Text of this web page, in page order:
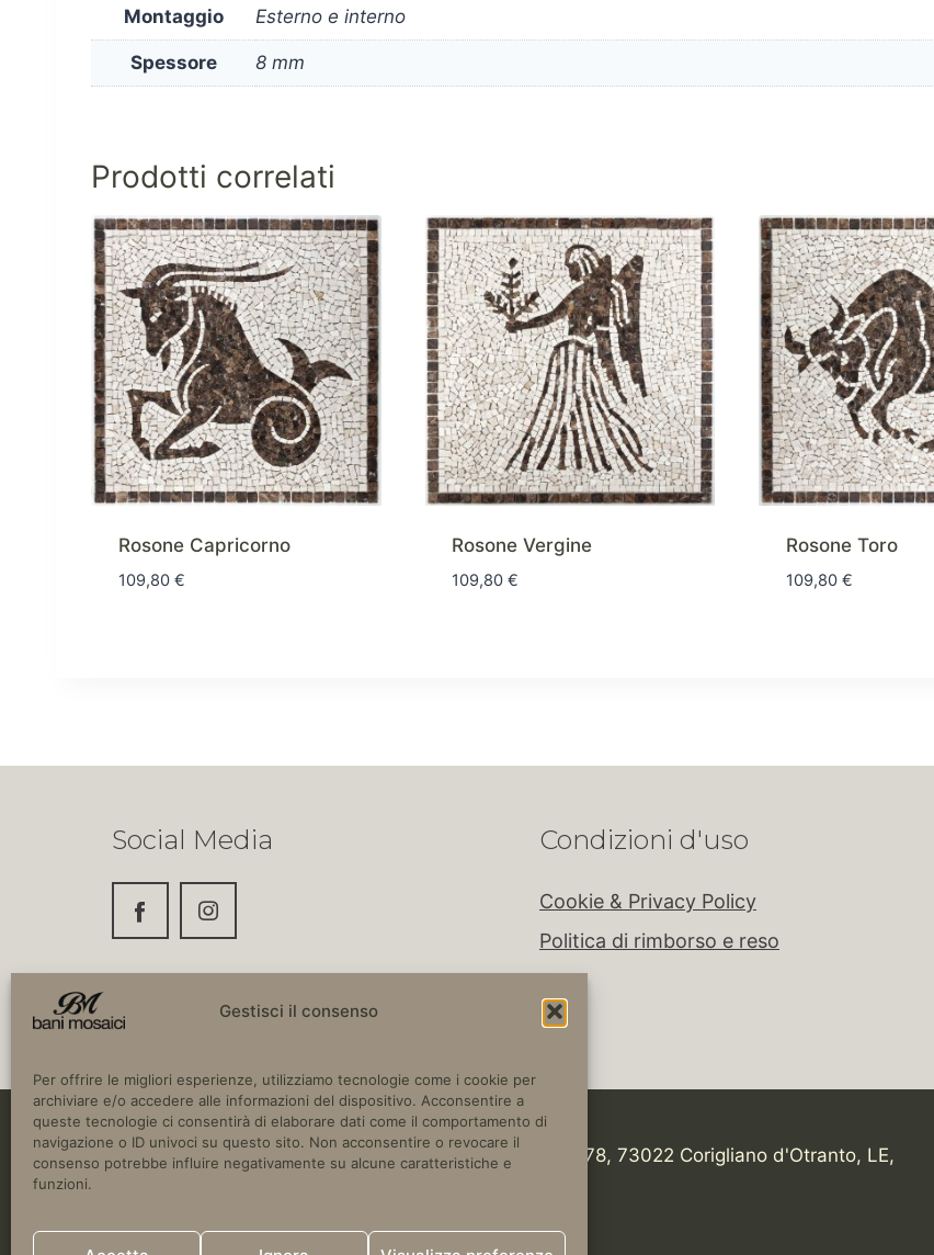
Gestisci il consenso
Per offrire le migliori esperienze, utilizziamo tecnologie come i cookie per
archiviare e/o accedere alle informazioni del dispositivo. Acconsentire a
queste tecnologie ci consentirà di elaborare dati come il comportamento di
navigazione o ID univoci su questo sito. Non acconsentire o revocare il
consenso potrebbe influire negativamente su alcune caratteristiche e
funzioni.
Montaggio Esterno e interno
Spessore 8 mm
Prodotti correlati
Rosone Capricorno
109,80 €
Rosone Vergine
109,80 €
Rosone Toro
109,80 €
Social Media Condizioni d'uso
Cookie & Privacy Policy
Politica di rimborso e reso
Copyright © 2024 Bani Mosaici. SS16 Adriatica, Km 978, 73022 Corigliano d'Otranto, LE,